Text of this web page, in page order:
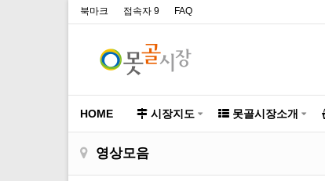
북마크 접속자 9 FAQ
HOME 시장지도 못골시장소개
영상모음